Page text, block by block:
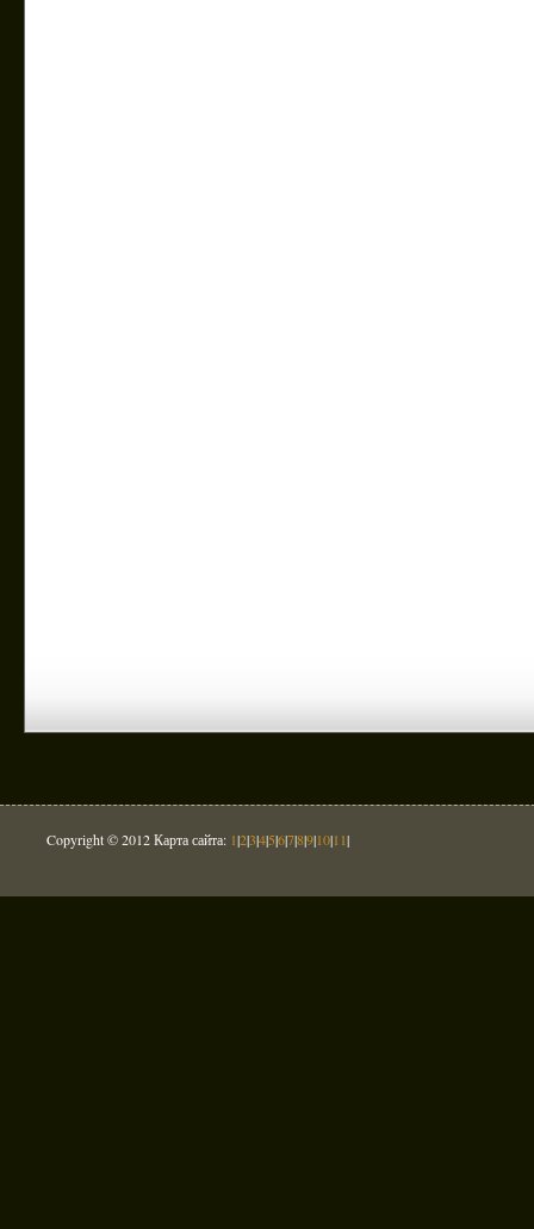
Copyright © 2012 Карта сайта: 1|2|3|4|5|6|7|8|9|10|11|